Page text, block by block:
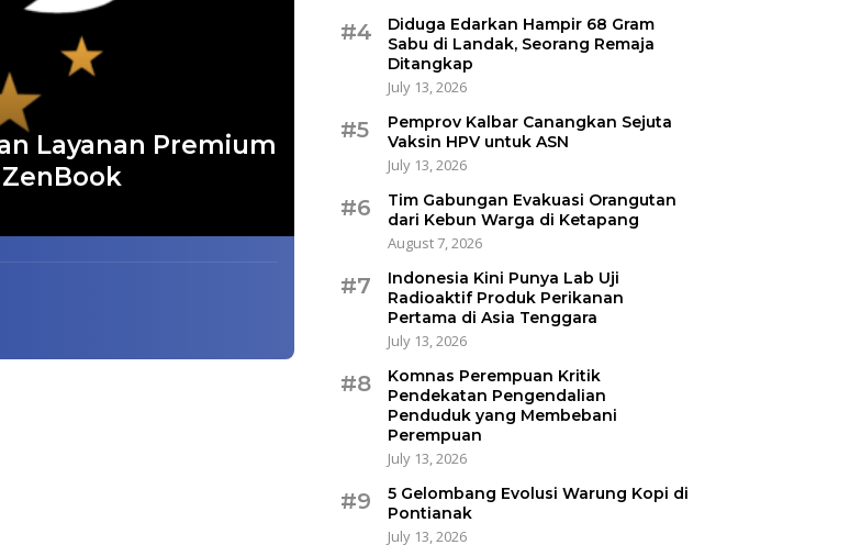
Layanan Premium
#4
Diduga Edarkan Hampir 68 Gram
Sabu di Landak, Seorang Remaja
Ditangkap
July 13, 2026
#5
Pemprov Kalbar Canangkan Sejuta
Vaksin HPV untuk ASN
July 13, 2026
#6
Tim Gabungan Evakuasi Orangutan
dari Kebun Warga di Ketapang
August 7, 2026
#7
Indonesia Kini Punya Lab Uji
Radioaktif Produk Perikanan
Pertama di Asia Tenggara
July 13, 2026
#8
Komnas Perempuan Kritik
Pendekatan Pengendalian
Penduduk yang Membebani
Perempuan
July 13, 2026
#9
5 Gelombang Evolusi Warung Kopi di
Pontianak
July 13, 2026